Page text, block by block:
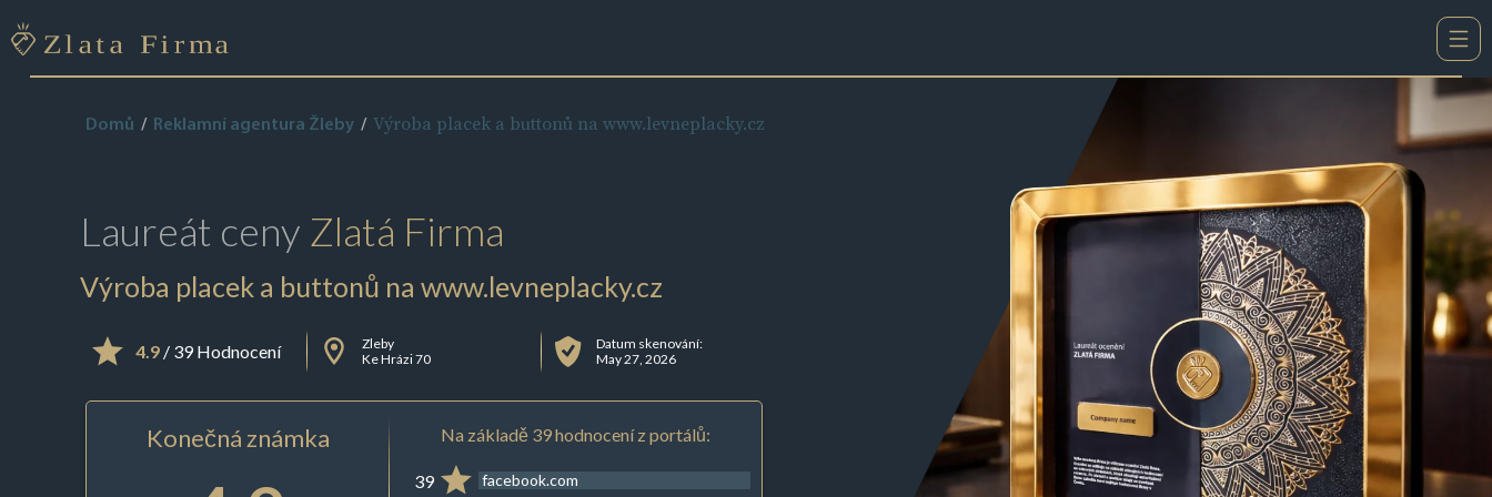
Domů Reklamní agentura Žleby Výroba placek a buttonů na www.levneplacky.cz
Laureát ceny Zlatá Firma
Výroba placek a buttonů na www.levneplacky.cz
4.9/ 39 Hodnocení
Zleby
Ke Hrázi 70
Datum skenování:
May 27, 2026
Konečná známka Na základě 39 hodnocení z portálů:
39 facebook.com